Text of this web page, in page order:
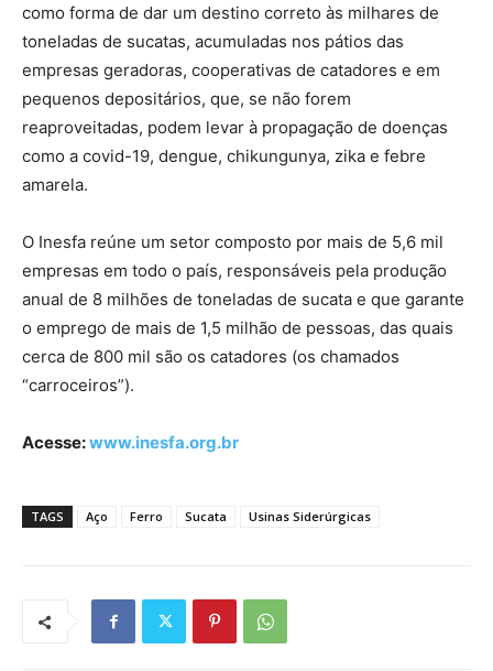
como forma de dar um destino correto às milhares de
toneladas de sucatas, acumuladas nos pátios das
empresas geradoras, cooperativas de catadores e em
pequenos depositários, que, se não forem
reaproveitadas, podem levar à propagação de doenças
como a covid-19, dengue, chikungunya, zika e febre
amarela.
O Inesfa reúne um setor composto por mais de 5,6 mil
empresas em todo o país, responsáveis pela produção
anual de 8 milhões de toneladas de sucata e que garante
o emprego de mais de 1,5 milhão de pessoas, das quais
cerca de 800 mil são os catadores (os chamados
“carroceiros”).
Acesse:www.inesfa.org.br
TAGS Aço Ferro Sucata Usinas Siderúrgicas